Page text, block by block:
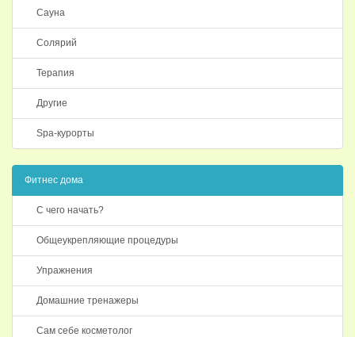
Сауна
Солярий
Терапия
Другие
Spa-курорты
Фитнес дома
С чего начать?
Общеукрепляющие процедуры
Упражнения
Домашние тренажеры
Сам себе косметолог